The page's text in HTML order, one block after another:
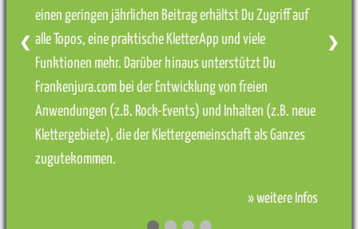
einen geringen jährlichen Beitrag erhältst Du Zugriff auf
alle Topos, eine praktische KletterApp und viele
Funktionen mehr. Darüber hinaus unterstützt Du
Frankenjura.com bei der Entwicklung von freien
Anwendungen (z.B. Rock-Events) und Inhalten (z.B. neue
Klettergebiete), die der Klettergemeinschaft als Ganzes
zugutekommen.
» weitere Infos
❮ ❯